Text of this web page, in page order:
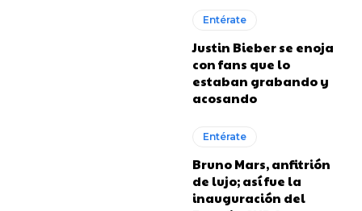
Entérate
Justin Bieber se enoja
con fans que lo
estaban grabando y
acosando
Entérate
Bruno Mars, anfitrión
de lujo; así fue la
inauguración del